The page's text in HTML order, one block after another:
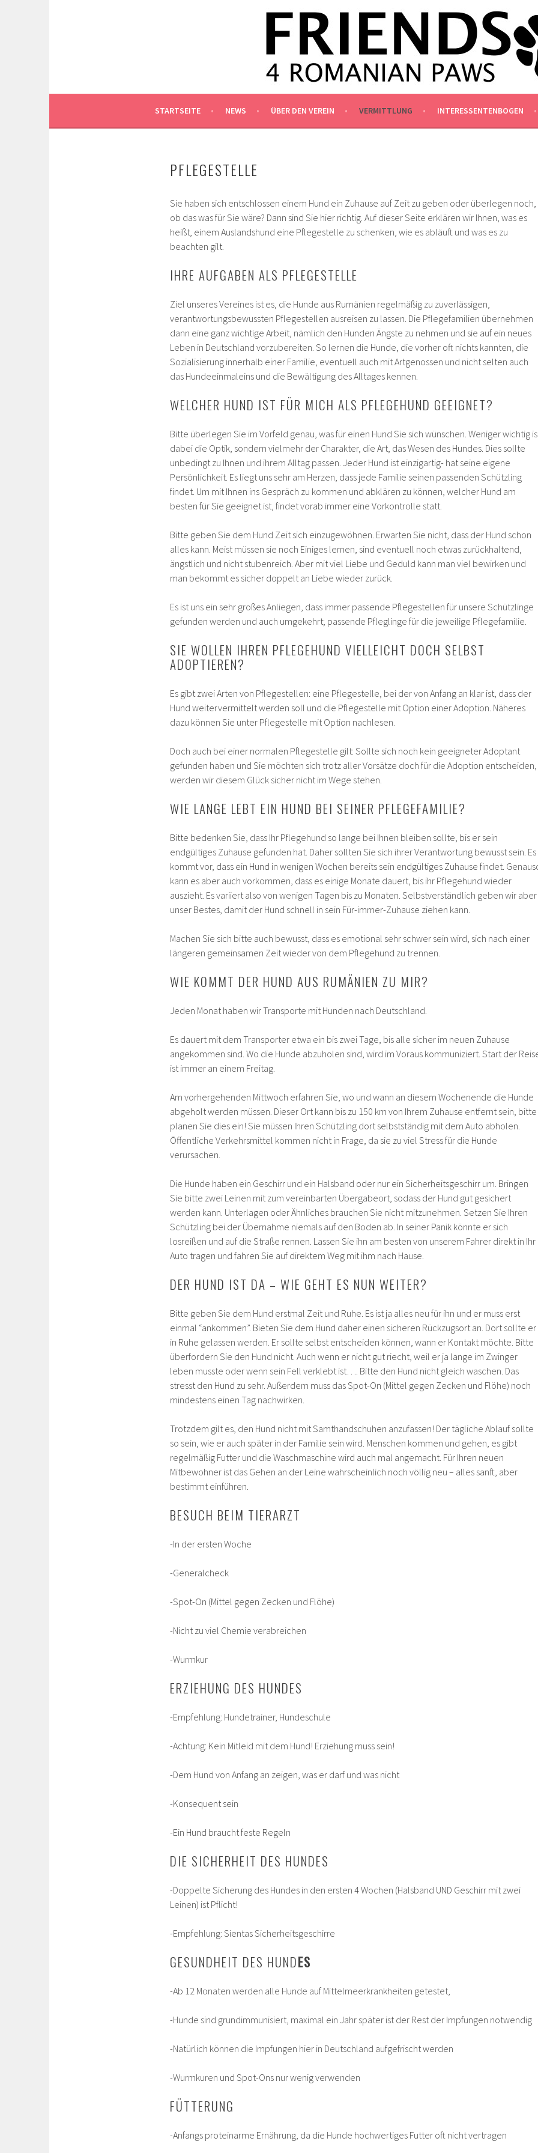
WWW.FRIENDS4ROMANIANPAWS.DE
STARTSEITE NEWS ÜBER DEN VEREIN VERMITTLUNG INTERESSENTENBOGEN
PFLEGESTELLE
Sie haben sich entschlossen einem Hund ein Zuhause auf Zeit zu geben oder überlegen noch,
ob das was für Sie wäre? Dann sind Sie hier richtig. Auf dieser Seite erklären wir Ihnen, was es
heißt, einem Auslandshund eine Pflegestelle zu schenken, wie es abläuft und was es zu
beachten gilt.
IHRE AUFGABEN ALS PFLEGESTELLE
Ziel unseres Vereines ist es, die Hunde aus Rumänien regelmäßig zu zuverlässigen,
verantwortungsbewussten Pflegestellen ausreisen zu lassen. Die Pflegefamilien übernehmen
dann eine ganz wichtige Arbeit, nämlich den Hunden Ängste zu nehmen und sie auf ein neues
Leben in Deutschland vorzubereiten. So lernen die Hunde, die vorher oft nichts kannten, die
Sozialisierung innerhalb einer Familie, eventuell auch mit Artgenossen und nicht selten auch
das Hundeeinmaleins und die Bewältigung des Alltages kennen.
WELCHER HUND IST FÜR MICH ALS PFLEGEHUND GEEIGNET?
Bitte überlegen Sie im Vorfeld genau, was für einen Hund Sie sich wünschen. Weniger wichtig
dabei die Optik, sondern vielmehr der Charakter, die Art, das Wesen des Hundes. Dies sollte
unbedingt zu Ihnen und ihrem Alltag passen. Jeder Hund ist einzigartig- hat seine eigene
Persönlichkeit. Es liegt uns sehr am Herzen, dass jede Familie seinen passenden Schützling
findet. Um mit Ihnen ins Gespräch zu kommen und abklären zu können, welcher Hund am
besten für Sie geeignet ist, findet vorab immer eine Vorkontrolle statt.
Bitte geben Sie dem Hund Zeit sich einzugewöhnen. Erwarten Sie nicht, dass der Hund schon
alles kann. Meist müssen sie noch Einiges lernen, sind eventuell noch etwas zurückhaltend,
ängstlich und nicht stubenreich. Aber mit viel Liebe und Geduld kann man viel bewirken und
man bekommt es sicher doppelt an Liebe wieder zurück.
Es ist uns ein sehr großes Anliegen, dass immer passende Pflegestellen für unsere Schützlinge
gefunden werden und auch umgekehrt; passende Pfleglinge für die jeweilige Pflegefamilie.
SIE WOLLEN IHREN PFLEGEHUND VIELLEICHT DOCH SELBST
ADOPTIEREN?
Es gibt zwei Arten von Pflegestellen: eine Pflegestelle, bei der von Anfang an klar ist, dass der
Hund weitervermittelt werden soll und die Pflegestelle mit Option einer Adoption. Näheres
dazu können Sie unter Pflegestelle mit Option nachlesen.
Doch auch bei einer normalen Pflegestelle gilt: Sollte sich noch kein geeigneter Adoptant
gefunden haben und Sie möchten sich trotz aller Vorsätze doch für die Adoption entscheiden,
werden wir diesem Glück sicher nicht im Wege stehen.
WIE LANGE LEBT EIN HUND BEI SEINER PFLEGEFAMILIE?
Bitte bedenken Sie, dass Ihr Pflegehund so lange bei Ihnen bleiben sollte, bis er sein
endgültiges Zuhause gefunden hat. Daher sollten Sie sich ihrer Verantwortung bewusst sein. Es
kommt vor, dass ein Hund in wenigen Wochen bereits sein endgültiges Zuhause findet.
kann es aber auch vorkommen, dass es einige Monate dauert, bis ihr Pflegehund wieder
auszieht. Es variiert also von wenigen Tagen bis zu Monaten. Selbstverständlich geben wir aber
unser Bestes, damit der Hund schnell in sein Für-immer-Zuhause ziehen kann.
Machen Sie sich bitte auch bewusst, dass es emotional sehr schwer sein wird, sich nach einer
längeren gemeinsamen Zeit wieder von dem Pflegehund zu trennen.
WIE KOMMT DER HUND AUS RUMÄNIEN ZU MIR?
Jeden Monat haben wir Transporte mit Hunden nach Deutschland.
Es dauert mit dem Transporter etwa ein bis zwei Tage, bis alle sicher im neuen Zuhause
angekommen sind. Wo die Hunde abzuholen sind, wird im Voraus kommuniziert. Start der
ist immer an einem Freitag.
Am vorhergehenden Mittwoch erfahren Sie, wo und wann an diesem Wochenende die Hunde
abgeholt werden müssen. Dieser Ort kann bis zu 150 km von Ihrem Zuhause entfernt sein, bitte
planen Sie dies ein! Sie müssen Ihren Schützling dort selbstständig mit dem Auto abholen.
Öffentliche Verkehrsmittel kommen nicht in Frage, da sie zu viel Stress für die Hunde
verursachen.
Die Hunde haben ein Geschirr und ein Halsband oder nur ein Sicherheitsgeschirr um. Bringen
Sie bitte zwei Leinen mit zum vereinbarten Übergabeort, sodass der Hund gut gesichert
werden kann. Unterlagen oder Ähnliches brauchen Sie nicht mitzunehmen. Setzen Sie Ihren
Schützling bei der Übernahme niemals auf den Boden ab. In seiner Panik könnte er sich
losreißen und auf die Straße rennen. Lassen Sie ihn am besten von unserem Fahrer direkt in Ihr
Auto tragen und fahren Sie auf direktem Weg mit ihm nach Hause.
DER HUND IST DA – WIE GEHT ES NUN WEITER?
Bitte geben Sie dem Hund erstmal Zeit und Ruhe. Es ist ja alles neu für ihn und er muss erst
einmal “ankommen”. Bieten Sie dem Hund daher einen sicheren Rückzugsort an. Dort sollte er
in Ruhe gelassen werden. Er sollte selbst entscheiden können, wann er Kontakt möchte. Bitte
überfordern Sie den Hund nicht. Auch wenn er nicht gut riecht, weil er ja lange im Zwinger
leben musste oder wenn sein Fell verklebt ist…. Bitte den Hund nicht gleich waschen. Das
stresst den Hund zu sehr. Außerdem muss das Spot-On (Mittel gegen Zecken und Flöhe) noch
mindestens einen Tag nachwirken.
Trotzdem gilt es, den Hund nicht mit Samthandschuhen anzufassen! Der tägliche Ablauf sollte
so sein, wie er auch später in der Familie sein wird. Menschen kommen und gehen, es gibt
regelmäßig Futter und die Waschmaschine wird auch mal angemacht. Für Ihren neuen
Mitbewohner ist das Gehen an der Leine wahrscheinlich noch völlig neu – alles sanft, aber
bestimmt einführen.
BESUCH BEIM TIERARZT
-In der ersten Woche
-Generalcheck
-Spot-On (Mittel gegen Zecken und Flöhe)
-Nicht zu viel Chemie verabreichen
-Wurmkur
ERZIEHUNG DES HUNDES
-Empfehlung: Hundetrainer, Hundeschule
-Achtung: Kein Mitleid mit dem Hund! Erziehung muss sein!
-Dem Hund von Anfang an zeigen, was er darf und was nicht
-Konsequent sein
-Ein Hund braucht feste Regeln
DIE SICHERHEIT DES HUNDES
-Doppelte Sicherung des Hundes in den ersten 4 Wochen (Halsband UND Geschirr mit zwei
Leinen) ist Pflicht!
-Empfehlung: Sientas Sicherheitsgeschirre
GESUNDHEIT DES HUNDES
-Ab 12 Monaten werden alle Hunde auf Mittelmeerkrankheiten getestet,
-Hunde sind grundimmunisiert, maximal ein Jahr später ist der Rest der Impfungen notwendig
-Natürlich können die Impfungen hier in Deutschland aufgefrischt werden
-Wurmkuren und Spot-Ons nur wenig verwenden
FÜTTERUNG
-Anfangs proteinarme Ernährung, da die Hunde hochwertiges Futter oft nicht vertragen